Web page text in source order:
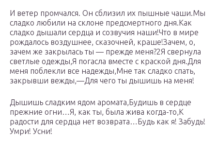
И ветер промчался. Он сблизил их пышные чаши.Мы
сладко любили на склоне предсмертного дня.Как
сладко дышали сердца и созвучия наши!Что в мире
рождалось воздушнее, сказочней, краше!Зачем, о,
зачем же закрылась ты — прежде меня?2Я свернула
светлые одежды,Я погасла вместе с краской дня.Для
меня поблекли все надежды,Мне так сладко спать,
закрывши вежды,—Для чего ты дышишь на меня!
Дышишь сладким ядом аромата,Будишь в сердце
прежние огни…Я, как ты, была жива когда-то,К
радости для сердца нет возврата…Будь как я! Забудь!
Умри! Усни!